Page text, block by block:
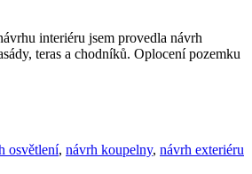
interiéru jsem provedla návrh
teras a chodníků. Oplocení pozemku
osvětlení, návrh koupelny, návrh exteriéru